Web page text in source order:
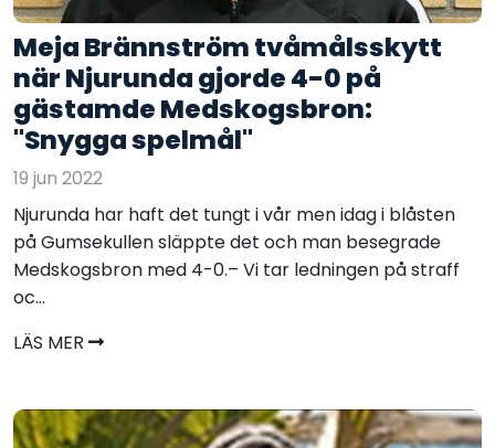
Meja Brännström tvåmålsskytt
när Njurunda gjorde 4-0 på
gästamde Medskogsbron:
"Snygga spelmål"
19 jun 2022
Njurunda har haft det tungt i vår men idag i blåsten
på Gumsekullen släppte det och man besegrade
Medskogsbron med 4-0.– Vi tar ledningen på straff
oc...
LÄS MER